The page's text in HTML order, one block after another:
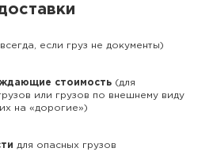
если груз не документы)
стоимость (для
или грузов по внешнему виду
на «дорогие»)
для опасных грузов